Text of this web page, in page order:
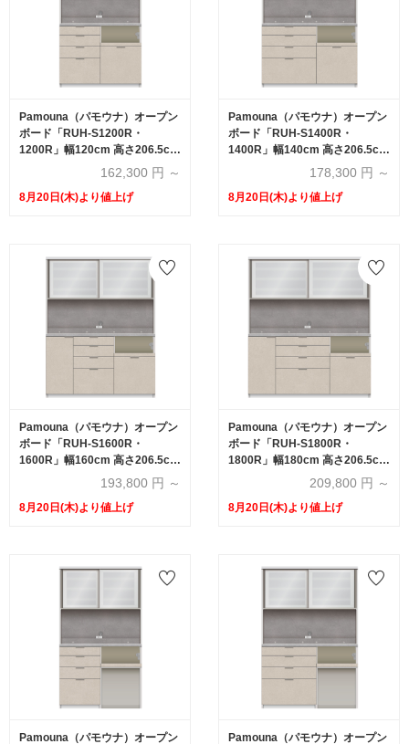
Pamouna（パモウナ）オープン
ボード「RUH-S1200R・
1200R」幅120cm 高さ206.5cm
奥行2サイズ（44.5cm・50cm）
下台引出しタイプ 全4色
162,300 円 ～
8月20日(木)より値上げ
Pamouna（パモウナ）オープン
ボード「RUH-S1400R・
1400R」幅140cm 高さ206.5cm
奥行2サイズ（44.5cm・50cm）
下台引出しタイプ 全4色
178,300 円 ～
8月20日(木)より値上げ
Pamouna（パモウナ）オープン
ボード「RUH-S1600R・
1600R」幅160cm 高さ206.5cm
奥行2サイズ（44.5cm・50cm）
下台引出しタイプ 全4色
193,800 円 ～
8月20日(木)より値上げ
Pamouna（パモウナ）オープン
ボード「RUH-S1800R・
1800R」幅180cm 高さ206.5cm
奥行2サイズ（44.5cm・50cm）
下台引出しタイプ 全4色
209,800 円 ～
8月20日(木)より値上げ
Pamouna（パモウナ）オープン Pamouna（パモウナ）オープン